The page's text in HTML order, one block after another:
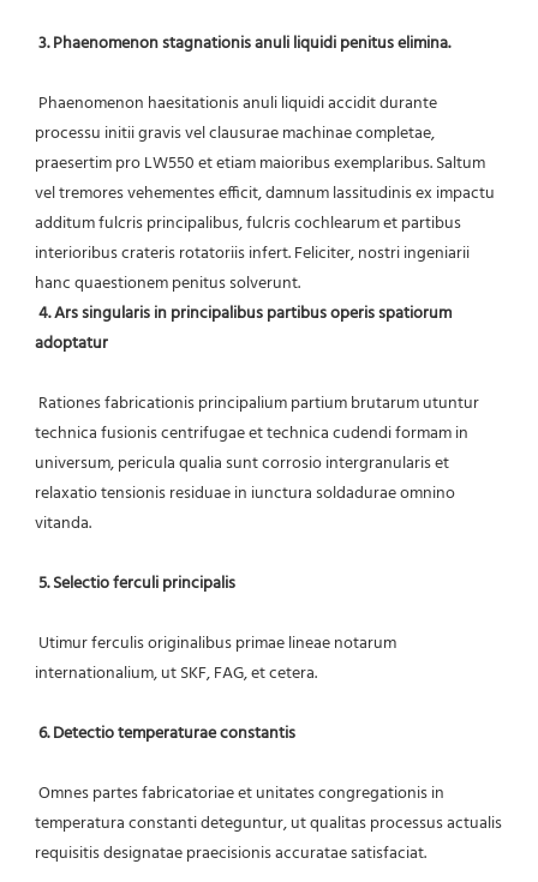
3. Phaenomenon stagnationis anuli liquidi penitus elimina.
processu initii gravis vel clausurae machinae completae,
praesertim pro LW550 et etiam maioribus exemplaribus. Saltum
vel tremores vehementes efficit, damnum lassitudinis ex impactu
additum fulcris principalibus, fulcris cochlearum et partibus
interioribus crateris rotatoriis infert. Feliciter, nostri ingeniarii
hanc quaestionem penitus solverunt.
4. Ars singularis in principalibus partibus operis spatiorum
adoptatur
technica fusionis centrifugae et technica cudendi formam in
universum, pericula qualia sunt corrosio intergranularis et
relaxatio tensionis residuae in iunctura soldadurae omnino
vitanda.
5. Selectio ferculi principalis
internationalium, ut SKF, FAG, et cetera.
6. Detectio temperaturae constantis
temperatura constanti deteguntur, ut qualitas processus actualis
requisitis designatae praecisionis accuratae satisfaciat.